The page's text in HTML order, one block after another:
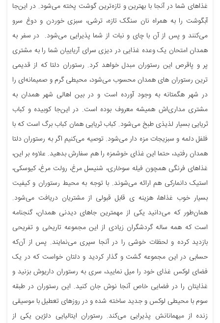
غذاهای شما در آنجا با بهترین و تازه‌ترین گوشت پخته می‌شود. در این‌جا
آبگوشت را به همراه نان سنگک تازه، ترشی، سبزی خوردن و دوغ سرو
می‌کنند و پس از آن با چای و نبات از شما پذیرایی می‌شود. در سفر به
همدان امتحان یک وعده غذایی در دیزی سرای آریاییان شما را به مشتری
پر و پاقرص این رستوران مبدل خواهد کرد. رستوران دلتا که از قدیمی
ترین رستوران های همدان محسوب می‌شود، محیطی گرم و صمیمانه‌ای را
در شهر هگمتانه به وجود آورده است و در بین اهالی شهر همدان به
مشتری مداری‌‌اش همیشه معروف بوده است. در این‌جا کوبیده و کباب
ثریایی بسیار لذیذی طبخ می‌شود. کباب ثریایی همان کباب برگ است که با
فلفل دلمه و سبزیجات مزه دار می‌شود. توصیه می‌کنیم اگر به رستوران دلتا
همدان رفتید، حتما این غذای خوشمزه را هم سفارش بدهید. علاوه بر این،
غذاهای فرنگی همچون فیله سوخاری، شنیسل مرغ، رولت مرغ، کیوسکی،
استیک دانمارکی هم ارائه می‌شوند. با توجه به محیط رستوران و کیفیت
بسیار خوب غذاها، هزینه ی قابل قبولی از مشتریان دریافت می‌شود.
همان‌طور که می‌دانید یکی از مهمترین جاهای دیدنی همدان، گنجنامه
است که همه ساله گردشگران زیادی از این مجموعه تاریخی و تفریحی
بازدید کرده و لحظات خوشی را در آنجا سپری می‌نمایند. پس از آن‌که
حسابی در این مجموعه گشت و گذار کردید و دلتان خواست که در یک
فضای لوکس غذای خود را میل نمایید، سری به رستوران داریوش بزنید و
غذایتان را در فضایی خاص آنجا نوش جان کنید. این رستوران در طبقه
سوم با محیطی لوکس و جدید ساخته شده و در روزهای تعطیل با موسیقی
زنده از میهمانانش پذیرایی می‌کند. رستوران ایتالیایی دلژین یکی از